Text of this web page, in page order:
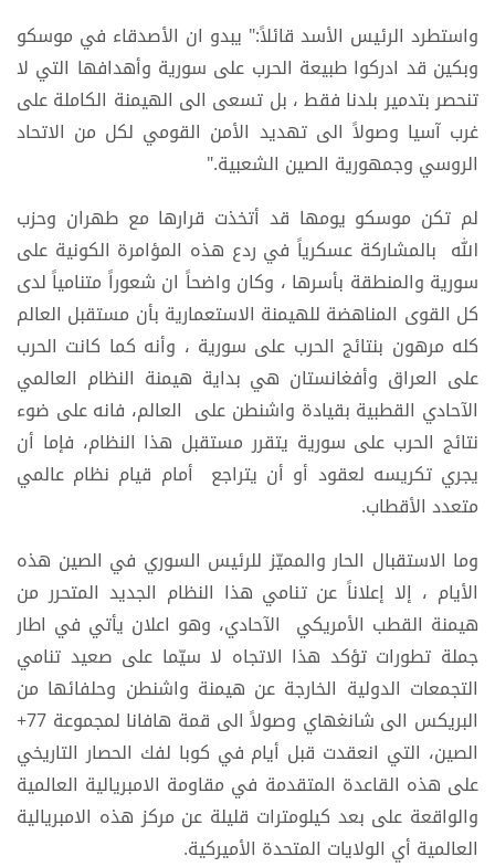
واستطرد الرئيس الأسد قائلاً:" يبدو ان الأصدقاء في موسكو
وبكين قد ادركوا طبيعة الحرب على سورية وأهدافها التي لا
تنحصر بتدمير بلدنا فقط ، بل تسعى الى الهيمنة الكاملة على
غرب آسيا وصولاً الى تهديد الأمن القومي لكل من الاتحاد
الروسي وجمهورية الصين الشعبية."
لم تكن موسكو يومها قد أتخذت قرارها مع طهران وحزب
الله بالمشاركة عسكرياً في ردع هذه المؤامرة الكونية على
سورية والمنطقة بأسرها ، وكان واضحاً ان شعوراً متنامياً لدى
كل القوى المناهضة للهيمنة الاستعمارية بأن مستقبل العالم
كله مرهون بنتائج الحرب على سورية ، وأنه كما كانت الحرب
على العراق وأفغانستان هي بداية هيمنة النظام العالمي
الآحادي القطبية بقيادة واشنطن على العالم، فانه على ضوء
نتائج الحرب على سورية يتقرر مستقبل هذا النظام، فإما أن
يجري تكريسه لعقود أو أن يتراجع أمام قيام نظام عالمي
متعدد الأقطاب.
وما الاستقبال الحار والمميّز للرئيس السوري في الصين هذه
الأيام ، إلا إعلاناً عن تنامي هذا النظام الجديد المتحرر من
هيمنة القطب الأمريكي الآحادي، وهو اعلان يأتي في اطار
جملة تطورات تؤكد هذا الاتجاه لا سيّما على صعيد تنامي
التجمعات الدولية الخارجة عن هيمنة واشنطن وحلفائها من
البريكس الى شانغهاي وصولاً الى قمة هافانا لمجموعة 77+
الصين، التي انعقدت قبل أيام في كوبا لفك الحصار التاريخي
على هذه القاعدة المتقدمة في مقاومة الامبريالية العالمية
والواقعة على بعد كيلومترات قليلة عن مركز هذه الامبريالية
العالمية أي الولايات المتحدة الأميركية.